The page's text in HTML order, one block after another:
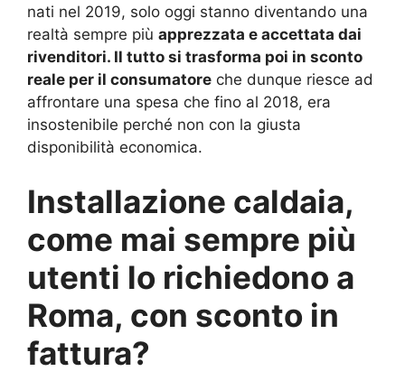
nati nel 2019, solo oggi stanno diventando una
realtà sempre più apprezzata e accettata dai
rivenditori. Il tutto si trasforma poi in sconto
reale per il consumatore che dunque riesce ad
affrontare una spesa che fino al 2018, era
insostenibile perché non con la giusta
disponibilità economica.
Installazione caldaia,
come mai sempre più
utenti lo richiedono a
Roma, con sconto in
fattura?